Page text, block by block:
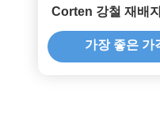
Corten 강철 재배
합
가장 좋은 가